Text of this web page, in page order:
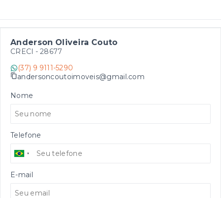
Anderson Oliveira Couto
CRECI - 28677
(37) 9 9111-5290
andersoncoutoimoveis@gmail.com
Nome
Telefone
E-mail